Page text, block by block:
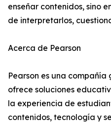
enseñar contenidos, sino
de interpretarlos,
Acerca de Pearson
Pearson es una
ofrece soluciones
la experiencia de
contenidos, tecnología y